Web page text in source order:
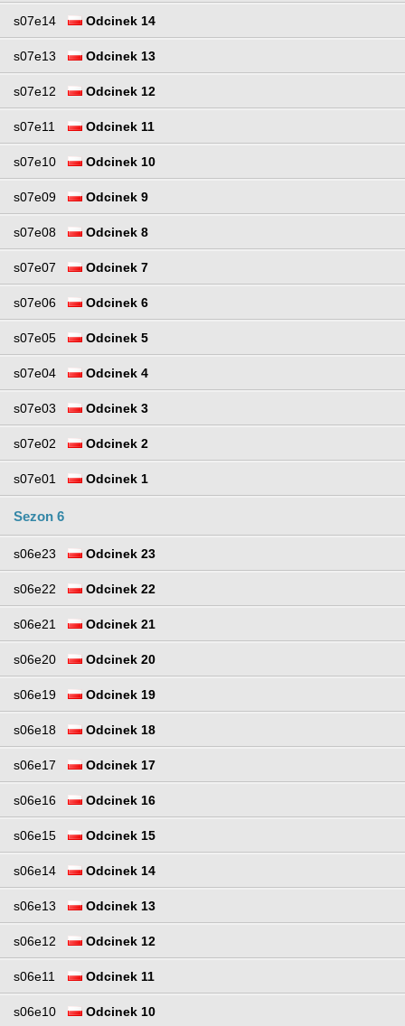
s07e14 Odcinek 14
s07e13 Odcinek 13
s07e12 Odcinek 12
s07e11 Odcinek 11
s07e10 Odcinek 10
s07e09 Odcinek 9
s07e08 Odcinek 8
s07e07 Odcinek 7
s07e06 Odcinek 6
s07e05 Odcinek 5
s07e04 Odcinek 4
s07e03 Odcinek 3
s07e02 Odcinek 2
s07e01 Odcinek 1
Sezon 6
s06e23 Odcinek 23
s06e22 Odcinek 22
s06e21 Odcinek 21
s06e20 Odcinek 20
s06e19 Odcinek 19
s06e18 Odcinek 18
s06e17 Odcinek 17
s06e16 Odcinek 16
s06e15 Odcinek 15
s06e14 Odcinek 14
s06e13 Odcinek 13
s06e12 Odcinek 12
s06e11 Odcinek 11
s06e10 Odcinek 10